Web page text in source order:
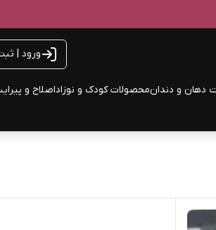
ورود |
دهان و دندانمحصولات کودک و نوزاداصلاح و